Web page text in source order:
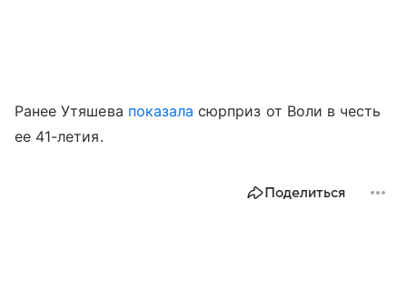
Ранее Утяшева показала сюрприз от Воли в честь
ее 41-летия.
Поделиться